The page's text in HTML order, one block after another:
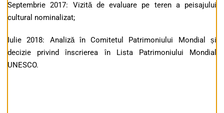
Septembrie 2017: Vizită de evaluare pe teren a peisajului
cultural nominalizat;
Iulie 2018: Analiză în Comitetul Patrimoniului Mondial și
decizie privind înscrierea în Lista Patrimoniului Mondial
UNESCO.